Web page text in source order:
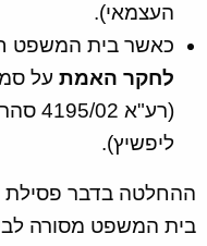
העצמאי).
כאשר בית המשפט
לחקר האמת על
(רע"א
ליפשיץ).
ההחלטה בדבר
בית המשפט מסורה